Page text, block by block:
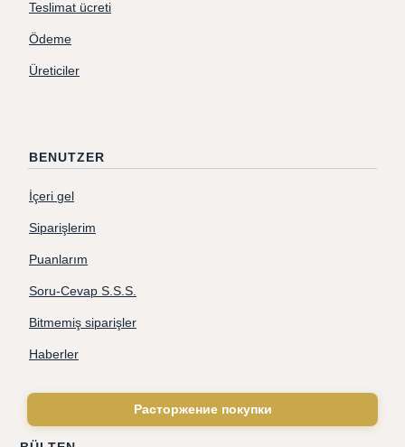
Teslimat ücreti
Ödeme
Üreticiler
BENUTZER
İçeri gel
Siparişlerim
Puanlarım
Soru-Cevap S.S.S.
Bitmemiş siparişler
Haberler
Расторжение покупки